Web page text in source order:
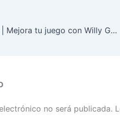
Clases de tenis para adultos | Mejora tu juego con Willy Genovard
no será publicada.